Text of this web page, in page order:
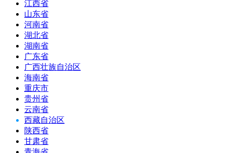
江西省
山东省
河南省
湖北省
湖南省
广东省
广西壮族自治区
海南省
重庆市
贵州省
云南省
西藏自治区
陕西省
甘肃省